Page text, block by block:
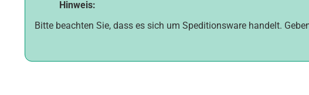
Hinweis:
Bitte beachten Sie, dass es sich um Speditionsware handelt.